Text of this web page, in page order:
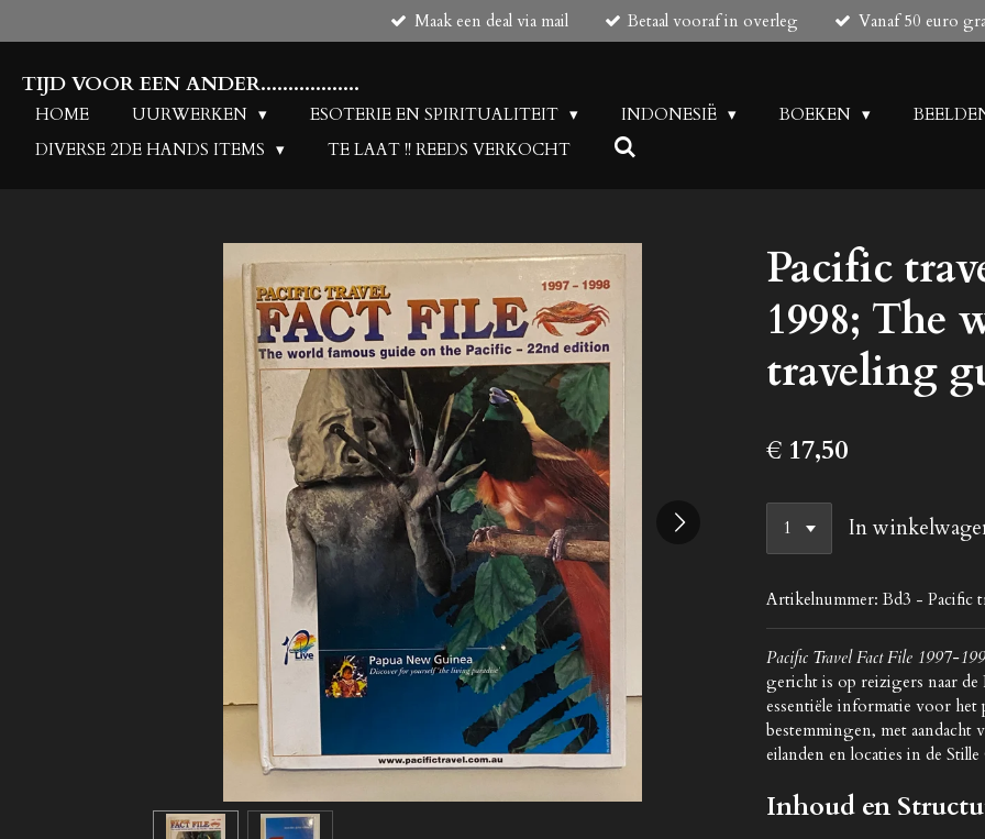
direct
de
hoofdinhoud
Maak een deal via mail Betaal vooraf in overleg Vanaf 50 euro
TIJD VOOR EEN ANDER..................
HOME UURWERKEN ESOTERIE EN SPIRITUALITEIT INDONESIË BOEKEN
DIVERSE 2DE HANDS ITEMS
TE LAAT !! REEDS VERKOCHT
Pacific
1998; The
traveling
€ 17,50
In
Artikelnummer: Bd3 - Pacific
Pacific Travel Fact File 1997-
gericht is op reizigers naar de
essentiële informatie voor het
bestemmingen, met aandacht
eilanden en locaties in de Stille
Inhoud en